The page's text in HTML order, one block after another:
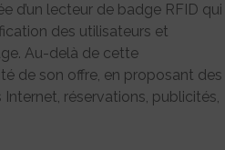
d’un lecteur de badge RFID qui
des utilisateurs et
Au-delà de cette
de son offre, en proposant des
réservations, publicités,